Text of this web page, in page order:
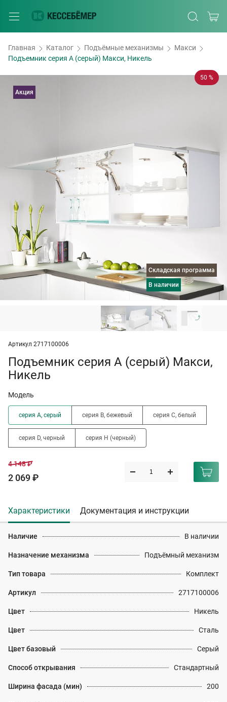
Главная Каталог Подъёмные механизмы
Макси
Подъемник серия A (серый) Макси, Никель
50 %
Складская программа
в наличии
Акция
Артикул 2717100006
Подъемник серия A (серый) Макси,
Никель
Модель
серия A, серый серия B, бежевый серия C, белый
серия D, черный серия H (черный)
4 148 ₽
2 069 ₽
Характеристики Документация и инструкции
Наличие В наличии
Назначение механизма Подъёмный механизм
Тип товара Комплект
Артикул 2717100006
Цвет Никель
Цвет Сталь
Цвет базовый Серый
Способ открывания Стандартный
Ширина фасада (мин) 200